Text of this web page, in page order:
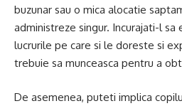
buzunar sau o mica alocatie
administreze singur. Incurajati-l sa
lucrurile pe care si le doreste si
trebuie sa munceasca pentru a
De asemenea, puteti implica